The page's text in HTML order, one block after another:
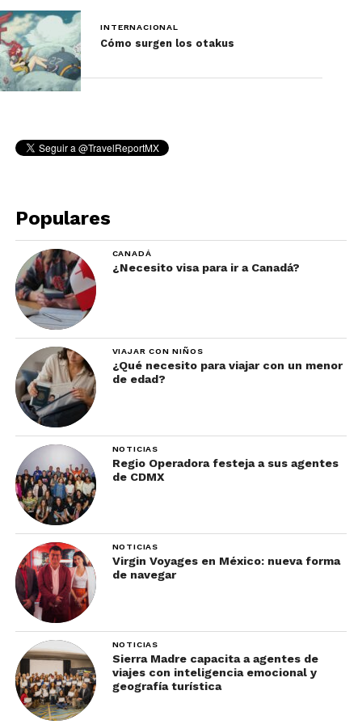
INTERNACIONAL
Cómo surgen los otakus
Populares
CANADÁ
¿Necesito visa para ir a Canadá?
VIAJAR CON NIÑOS
¿Qué necesito para viajar con un menor
de edad?
NOTICIAS
Regio Operadora festeja a sus agentes
de CDMX
NOTICIAS
Virgin Voyages en México: nueva forma
de navegar
NOTICIAS
Sierra Madre capacita a agentes de
viajes con inteligencia emocional y
geografía turística